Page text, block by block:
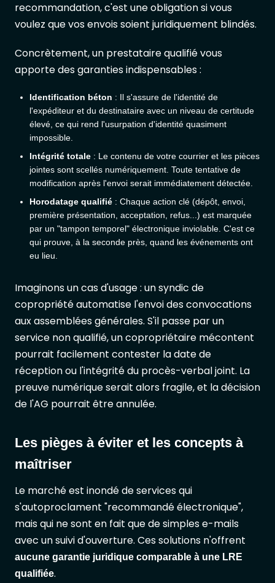
recommandation, c'est une obligation si vous
voulez que vos envois soient juridiquement blindés.
Concrètement, un prestataire qualifié vous
apporte des garanties indispensables :
Identification béton : Il s'assure de l'identité de
l'expéditeur et du destinataire avec un niveau de certitude
élevé, ce qui rend l'usurpation d'identité quasiment
impossible.
Intégrité totale : Le contenu de votre courrier et les pièces
jointes sont scellés numériquement. Toute tentative de
modification après l'envoi serait immédiatement détectée.
Horodatage qualifié : Chaque action clé (dépôt, envoi,
première présentation, acceptation, refus...) est marquée
par un "tampon temporel" électronique inviolable. C'est ce
qui prouve, à la seconde près, quand les événements ont
eu lieu.
Imaginons un cas d'usage : un syndic de
copropriété automatise l'envoi des convocations
aux assemblées générales. S'il passe par un
service non qualifié, un copropriétaire mécontent
pourrait facilement contester la date de
réception ou l'intégrité du procès-verbal joint. La
preuve numérique serait alors fragile, et la décision
de l'AG pourrait être annulée.
Les pièges à éviter et les concepts à
maîtriser
Le marché est inondé de services qui
s'autoproclament "recommandé électronique",
mais qui ne sont en fait que de simples e-mails
avec un suivi d'ouverture. Ces solutions n'offrent
aucune garantie juridique comparable à une LRE
qualifiée.